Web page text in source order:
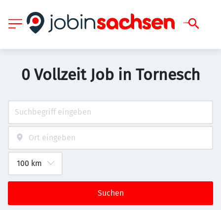
0 Vollzeit Job in Tornesch
Suchen